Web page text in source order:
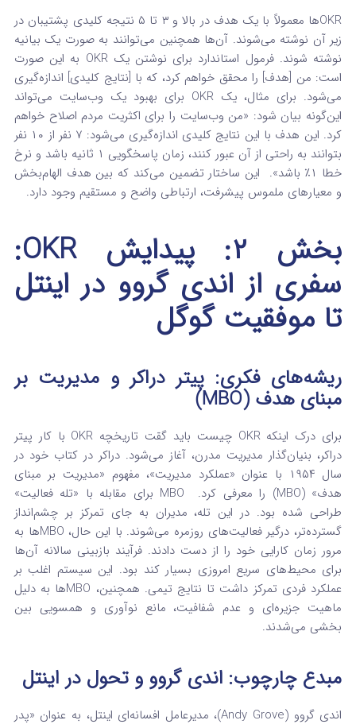
OKRها معمولاً با یک هدف در بالا و ۳ تا ۵ نتیجه کلیدی پشتیبان در
زیر آن نوشته می‌شوند. آن‌ها همچنین می‌توانند به صورت یک بیانیه
نوشته شوند.
فرمول استاندارد برای نوشتن یک OKR به این صورت
است: من [هدف] را محقق خواهم کرد، که با [نتایج کلیدی] اندازه‌گیری
می‌شود. برای مثال، یک OKR برای بهبود یک وب‌سایت می‌تواند
این‌گونه بیان شود: «من وب‌سایت را برای اکثریت مردم اصلاح خواهم
کرد. این هدف با این نتایج کلیدی اندازه‌گیری می‌شود: ۷ نفر از ۱۰ نفر
بتوانند به راحتی از آن عبور کنند، زمان پاسخگویی ۱ ثانیه باشد و نرخ
خطا ۱٪ باشد».
این ساختار تضمین می‌کند که بین هدف الهام‌بخش
و معیارهای ملموس پیشرفت، ارتباطی واضح و مستقیم وجود دارد.
بخش ۲: پیدایش OKR:
سفری از اندی گروو در اینتل
تا موفقیت گوگل
ریشه‌های فکری: پیتر دراکر و مدیریت بر
مبنای هدف (MBO)
برای درک اینکه OKR چیست باید گقت تاریخچه OKR با کار پیتر
دراکر، بنیان‌گذار مدیریت مدرن، آغاز می‌شود.دراکر در کتاب خود در
سال ۱۹۵۴ با عنوان «عملکرد مدیریت»، مفهوم «مدیریت بر مبنای
هدف» (MBO) را معرفی کرد.
MBO برای مقابله با «تله فعالیت»
طراحی شده بود. در این تله، مدیران به جای تمرکز بر چشم‌انداز
گسترده‌تر، درگیر فعالیت‌های روزمره می‌شوند.
با این حال، MBOها به
مرور زمان کارایی خود را از دست دادند. فرآیند بازبینی سالانه آن‌ها
برای محیط‌های سریع امروزی بسیار کند بود. این سیستم اغلب بر
عملکرد فردی تمرکز داشت تا نتایج تیمی. همچنین، MBOها به دلیل
ماهیت جزیره‌ای و عدم شفافیت، مانع نوآوری و همسویی بین
بخشی می‌شدند.
مبدع چارچوب: اندی گروو و تحول در اینتل
اندی گروو (Andy Grove)، مدیرعامل افسانه‌ای اینتل، به عنوان «پدر